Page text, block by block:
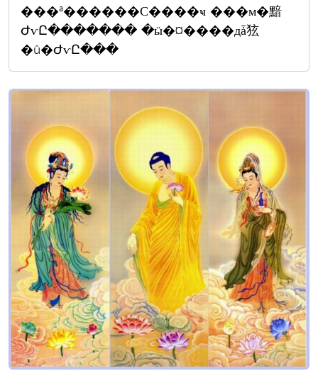
���ª������С����ҹ ���м�黯
ԺѵԸ������� �ӹ�¤����дǡ㹡
�û�ԺѵԸ���